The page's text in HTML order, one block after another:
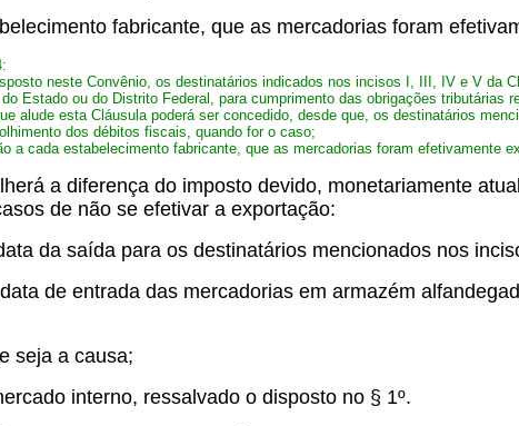
fabricante, que as mercadorias foram
neste Convênio, os destinatários indicados nos incisos I, III, IV e V da
Estado ou do Distrito Federal, para cumprimento das obrigações tributárias
alude esta Cláusula poderá ser concedido, desde que, os destinatários
dos débitos fiscais, quando for o caso;
a cada estabelecimento fabricante, que as mercadorias foram efetivamente
a diferença do imposto devido, monetariamente
de não se efetivar a exportação:
da saída para os destinatários mencionados nos
de entrada das mercadorias em armazém
seja a causa;
interno, ressalvado o disposto no § 1º.